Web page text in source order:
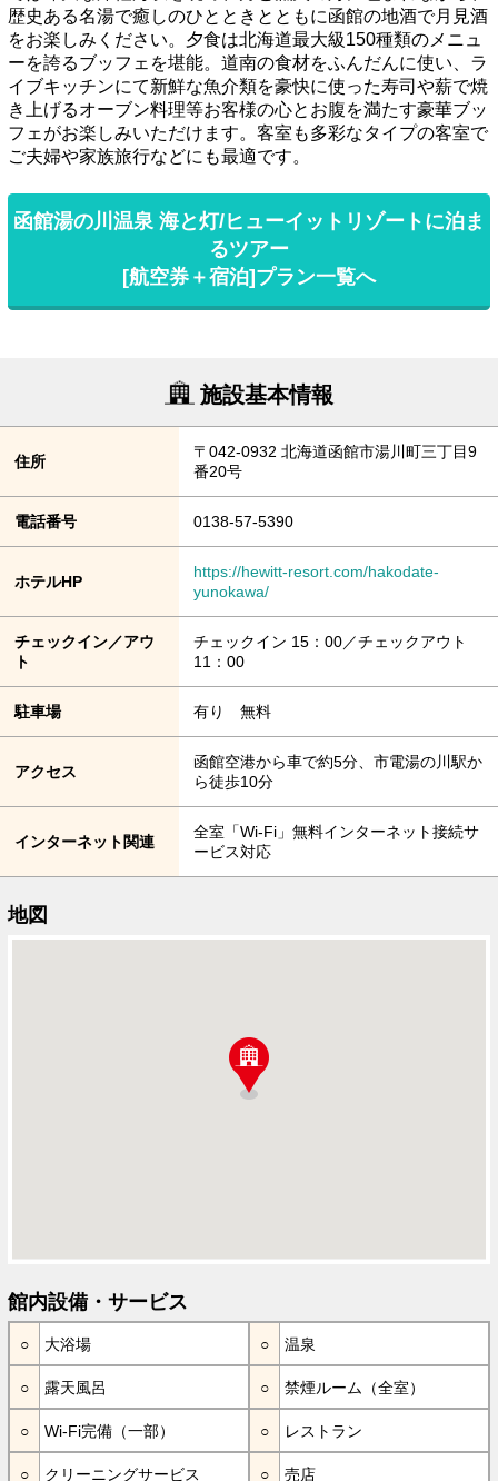
歴史ある名湯で癒しのひとときとともに函館の地酒で月見酒
をお楽しみください。夕食は北海道最大級150種類のメニュ
ーを誇るブッフェを堪能。道南の食材をふんだんに使い、ラ
イブキッチンにて新鮮な魚介類を豪快に使った寿司や薪で焼
き上げるオーブン料理等お客様の心とお腹を満たす豪華ブッ
フェがお楽しみいただけます。客室も多彩なタイプの客室で
ご夫婦や家族旅行などにも最適です。
函館湯の川温泉 海と灯/ヒューイットリゾートに泊ま
るツアー
[航空券＋宿泊]プラン一覧へ
施設基本情報
住所
〒042-0932 北海道函館市湯川町三丁目9
番20号
電話番号 0138-57-5390
ホテルHP
https://hewitt-resort.com/hakodate-
yunokawa/
チェックイン／アウ
ト
チェックイン 15：00／チェックアウト
11：00
駐車場 有り 無料
アクセス
函館空港から車で約5分、市電湯の川駅か
ら徒歩10分
インターネット関連
全室「Wi-Fi」無料インターネット接続サ
ービス対応
地図
館内設備・サービス
大浴場 温泉
露天風呂 禁煙ルーム（全室）
Wi-Fi完備（一部） レストラン
クリーニングサービス 売店